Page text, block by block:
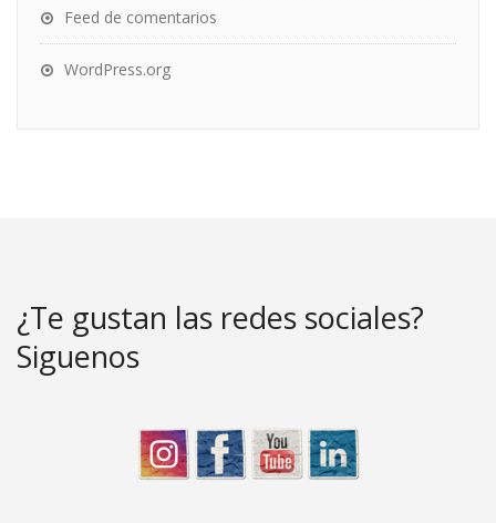
Feed de comentarios
WordPress.org
¿Te gustan las redes sociales?
Siguenos